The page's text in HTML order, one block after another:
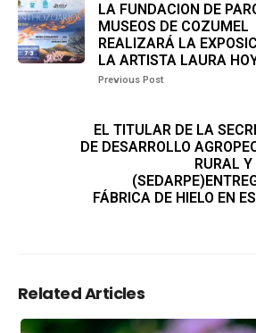
LA FUNDACION DE
MUSEOS DE COZUMEL
REALIZARÁ LA
LA ARTISTA LAURA
Previous Post
EL TITULAR DE LA
DE DESARROLLO
RURAL
FÁBRICA DE HIELO EN
Related Articles